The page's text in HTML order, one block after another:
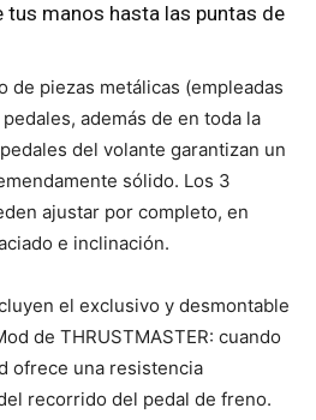
manos hasta las puntas de
de piezas metálicas (empleadas
además de en toda la
del volante garantizan un
sólido. Los 3
ajustar por completo, en
e inclinación.
el exclusivo y desmontable
de THRUSTMASTER: cuando
ofrece una resistencia
recorrido del pedal de freno.